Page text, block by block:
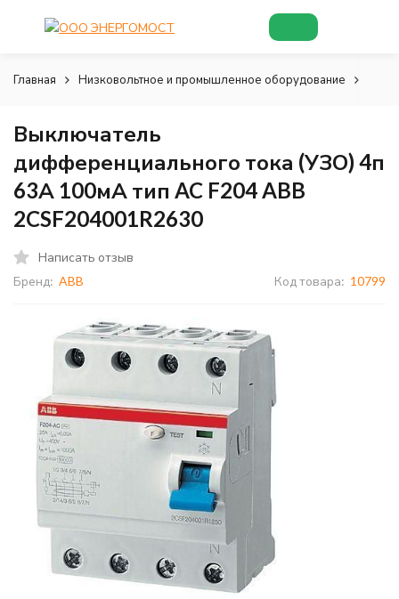
Главная Низковольтное и промышленное оборудование
Выключатель
дифференциального тока (УЗО) 4п
63А 100мА тип AC F204 ABB
2CSF204001R2630
Написать отзыв
Бренд: ABB Код товара: 10799